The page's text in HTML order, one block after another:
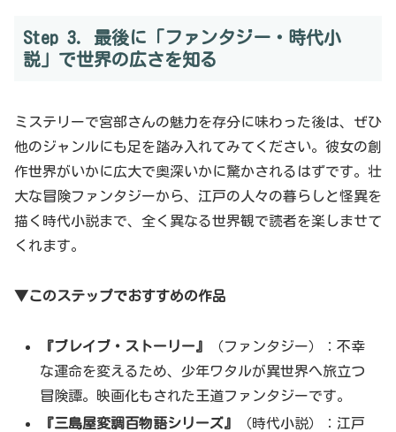
Step 3. 最後に「ファンタジー・時代小
説」で世界の広さを知る
ミステリーで宮部さんの魅力を存分に味わった後は、ぜひ
他のジャンルにも足を踏み入れてみてください。彼女の創
作世界がいかに広大で奥深いかに驚かされるはずです。壮
大な冒険ファンタジーから、江戸の人々の暮らしと怪異を
描く時代小説まで、全く異なる世界観で読者を楽しませて
くれます。
▼このステップでおすすめの作品
『ブレイブ・ストーリー』
（ファンタジー）：不幸
な運命を変えるため、少年ワタルが異世界へ旅立つ
冒険譚。映画化もされた王道ファンタジーです。
『三島屋変調百物語シリーズ』
（時代小説）：江戸